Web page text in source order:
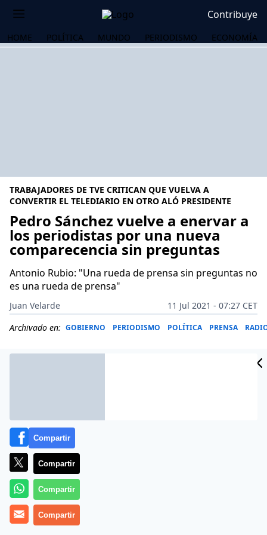
Contribuye
HOME POLÍTICA MUNDO PERIODISMO ECONOMÍA
TRABAJADORES DE TVE CRITICAN QUE VUELVA A
CONVERTIR EL TELEDIARIO EN OTRO ALÓ PRESIDENTE
Pedro Sánchez vuelve a enervar a
los periodistas por una nueva
comparecencia sin preguntas
Antonio Rubio: "Una rueda de prensa sin preguntas no
es una rueda de prensa"
Juan Velarde
11 Jul 2021 - 07:27 CET
Archivado en: GOBIERNO PERIODISMO POLÍTICA PRENSA
Mucho se dedicó a criticar el plasma de
Compartir
Compartir
Compartir
Compartir